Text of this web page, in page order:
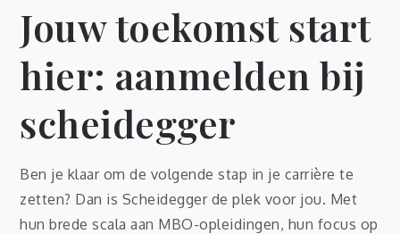
Jouw toekomst start
hier: aanmelden bij
scheidegger
Ben je klaar om de volgende stap in je carrière te
zetten? Dan is Scheidegger de plek voor jou. Met
hun brede scala aan MBO-opleidingen, hun focus op